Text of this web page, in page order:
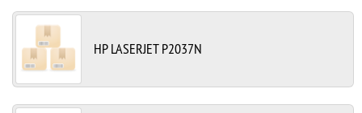
HP LASERJET P2037N